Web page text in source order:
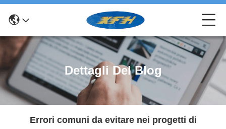
Dettagli Del Blog
Errori comuni da evitare nei progetti di